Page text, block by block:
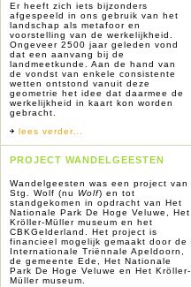
Er heeft zich iets bijzonders
afgespeeld in ons gebruik van het
landschap als metafoor en
voorstelling van de werkelijkheid.
Ongeveer 2500 jaar geleden vond
dat een aanvang bij de
landmeetkunde. Aan de hand van
de vondst van enkele consistente
wetten ontstond vanuit deze
geometrie het idee dat daarmee de
werkelijkheid in kaart kon worden
gebracht.
lees verder...
PROJECT WANDELGEESTEN
Wandelgeesten was een project van
Stg. Wolf (nu Wolf) en tot
standgekomen in opdracht van Het
Nationale Park De Hoge Veluwe, Het
Kröller-Müller museum en het
CBKGelderland. Het project is
financieel mogelijk gemaakt door de
Internationale Triënnale Apeldoorn,
de gemeente Ede, Het Nationale
Park De Hoge Veluwe en Het Kröller-
Müller museum.